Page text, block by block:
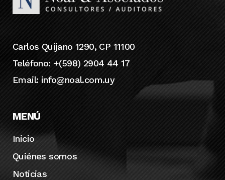
Carlos Quijano 1290, CP 11100
Teléfono: +(598) 2904 44 17
Email: info@noal.com.uy
MENÚ
Inicio
Quiénes somos
Noticias